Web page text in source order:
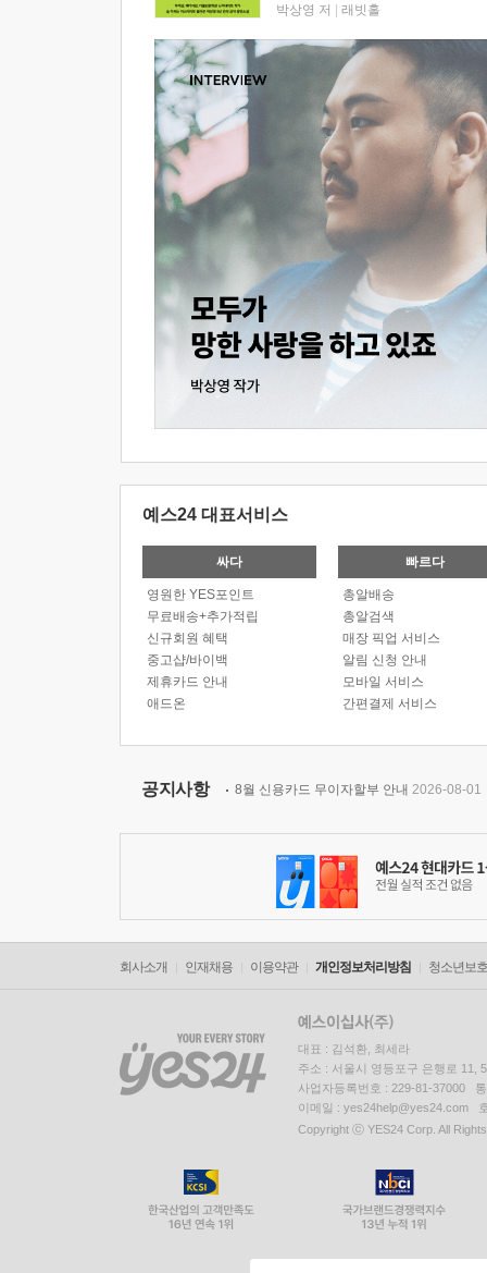
박상영 저 래빗홀
예스24 대표서비스
싸다
영원한 YES포인트
무료배송+추가적립
신규회원 혜택
중고샵/바이백
제휴카드 안내
애드온
빠르다
총알배송
총알검색
매장 픽업 서비스
알림 신청 안내
모바일 서비스
간편결제 서비스
공지사항 8월 신용카드 무이자할부 안내 2026-08-01
회사소개 인재채용 이용약관 개인정보처리방침 청소년보
대표 : 김석환, 최세라
주소 : 서울시 영등포구 은행로 11,
사업자등록번호 : 229-81-37000
이메일 : yes24help@yes24.com
Copyright ⓒ YES24 Corp. All